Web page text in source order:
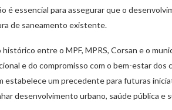
é essencial para assegurar que o
de saneamento existente.
entre o MPF, MPRS, Corsan e o
e do compromisso com o bem-estar dos
estabelece um precedente para futuras
desenvolvimento urbano, saúde pública